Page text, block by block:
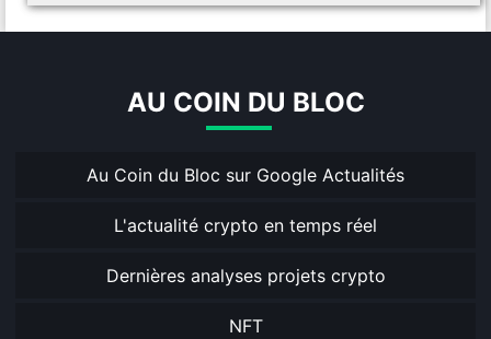
AU COIN DU BLOC
Au Coin du Bloc sur Google Actualités
L'actualité crypto en temps réel
Dernières analyses projets crypto
NFT